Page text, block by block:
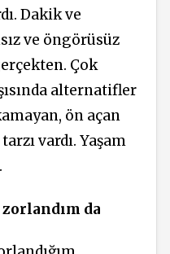
Dakik ve
ve öngörüsüz
Çok
alternatifler
ön açan
vardı. Yaşam
da